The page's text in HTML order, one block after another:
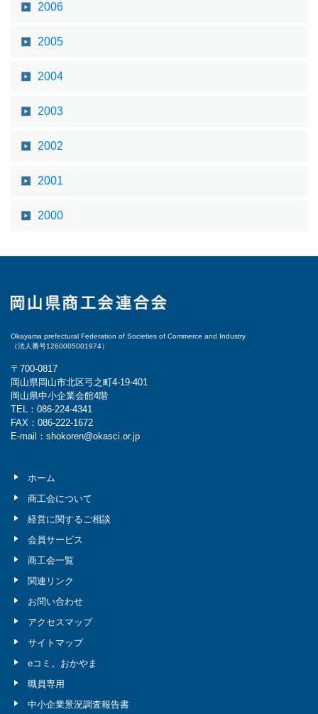
2006
2005
2004
2003
2002
2001
2000
Okayama prefectural Federation of Societies of Commerce and Industry
（法人番号1260005001974）
〒700-0817
岡山県岡山市北区弓之町4-19-401
岡山県中小企業会館4階
TEL：086-224-4341
FAX：086-222-1672
E-mail：shokoren@okasci.or.jp
ホーム
商工会について
経営に関するご相談
会員サービス
商工会一覧
関連リンク
お問い合わせ
アクセスマップ
サイトマップ
eコミ。おかやま
職員専用
中小企業景況調査報告書